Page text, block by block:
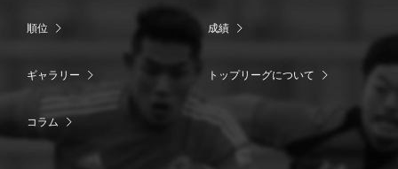
順位 成績
ギャラリー トップリーグについて
コラム